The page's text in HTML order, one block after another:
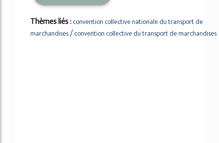
Thèmes liés :convention collective nationale du transport de
marchandises/convention collective du transport de marchandises